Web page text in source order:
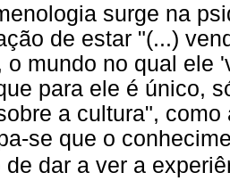
surge na
de estar "(...)
o mundo no qual ele
para ele é único,
a cultura",
se que o
de dar a ver a